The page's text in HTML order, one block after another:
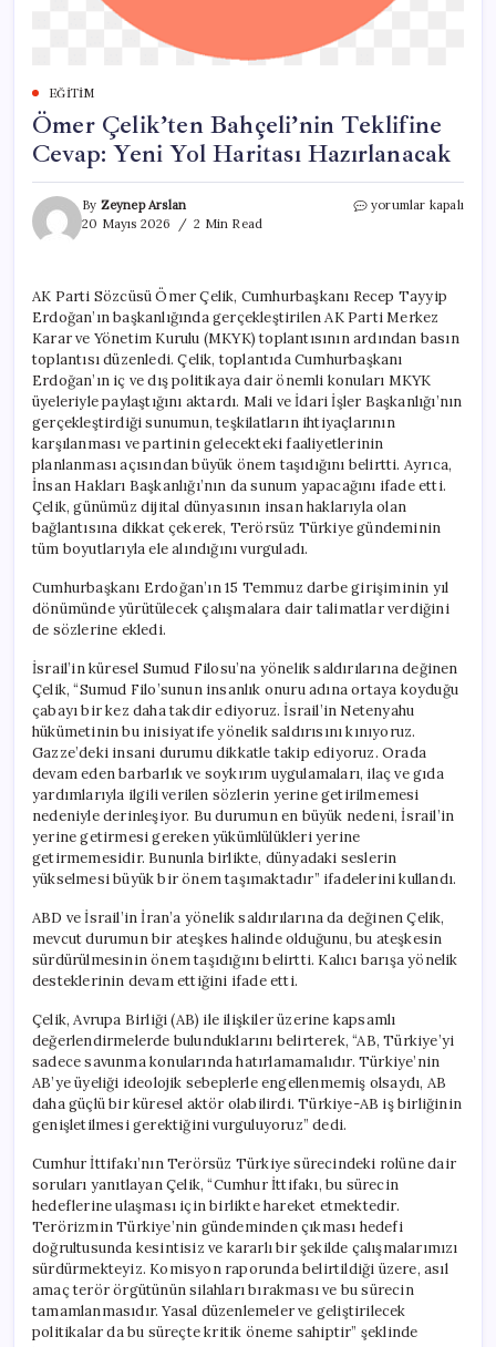
EĞITIM
Ömer Çelik’ten Bahçeli’nin Teklifine
Cevap: Yeni Yol Haritası Hazırlanacak
By Zeynep Arslan
20 Mayıs 2026
2 Min Read
Ömer
Yeni
Yol
Haritası
Hazırlanacak
için
yorumlar kapalı
AK Parti Sözcüsü Ömer Çelik, Cumhurbaşkanı Recep Tayyip
Erdoğan’ın başkanlığında gerçekleştirilen AK Parti Merkez
Karar ve Yönetim Kurulu (MKYK) toplantısının ardından basın
toplantısı düzenledi. Çelik, toplantıda Cumhurbaşkanı
Erdoğan’ın iç ve dış politikaya dair önemli konuları MKYK
üyeleriyle paylaştığını aktardı. Mali ve İdari İşler Başkanlığı’nın
gerçekleştirdiği sunumun, teşkilatların ihtiyaçlarının
karşılanması ve partinin gelecekteki faaliyetlerinin
planlanması açısından büyük önem taşıdığını belirtti. Ayrıca,
İnsan Hakları Başkanlığı’nın da sunum yapacağını ifade etti.
Çelik, günümüz dijital dünyasının insan haklarıyla olan
bağlantısına dikkat çekerek, Terörsüz Türkiye gündeminin
tüm boyutlarıyla ele alındığını vurguladı.
Cumhurbaşkanı Erdoğan’ın 15 Temmuz darbe girişiminin yıl
dönümünde yürütülecek çalışmalara dair talimatlar verdiğini
de sözlerine ekledi.
İsrail’in küresel Sumud Filosu’na yönelik saldırılarına değinen
Çelik, “Sumud Filo’sunun insanlık onuru adına ortaya koyduğu
çabayı bir kez daha takdir ediyoruz. İsrail’in Netenyahu
hükümetinin bu inisiyatife yönelik saldırısını kınıyoruz.
Gazze’deki insani durumu dikkatle takip ediyoruz. Orada
devam eden barbarlık ve soykırım uygulamaları, ilaç ve gıda
yardımlarıyla ilgili verilen sözlerin yerine getirilmemesi
nedeniyle derinleşiyor. Bu durumun en büyük nedeni, İsrail’in
yerine getirmesi gereken yükümlülükleri yerine
getirmemesidir. Bununla birlikte, dünyadaki seslerin
yükselmesi büyük bir önem taşımaktadır” ifadelerini kullandı.
ABD ve İsrail’in İran’a yönelik saldırılarına da değinen Çelik,
mevcut durumun bir ateşkes halinde olduğunu, bu ateşkesin
sürdürülmesinin önem taşıdığını belirtti. Kalıcı barışa yönelik
desteklerinin devam ettiğini ifade etti.
Çelik, Avrupa Birliği (AB) ile ilişkiler üzerine kapsamlı
değerlendirmelerde bulunduklarını belirterek, “AB, Türkiye’yi
sadece savunma konularında hatırlamamalıdır. Türkiye’nin
AB’ye üyeliği ideolojik sebeplerle engellenmemiş olsaydı, AB
daha güçlü bir küresel aktör olabilirdi. Türkiye-AB iş birliğinin
genişletilmesi gerektiğini vurguluyoruz” dedi.
Cumhur İttifakı’nın Terörsüz Türkiye sürecindeki rolüne dair
soruları yanıtlayan Çelik, “Cumhur İttifakı, bu sürecin
hedeflerine ulaşması için birlikte hareket etmektedir.
Terörizmin Türkiye’nin gündeminden çıkması hedefi
doğrultusunda kesintisiz ve kararlı bir şekilde çalışmalarımızı
sürdürmekteyiz. Komisyon raporunda belirtildiği üzere, asıl
amaç terör örgütünün silahları bırakması ve bu sürecin
tamamlanmasıdır. Yasal düzenlemeler ve geliştirilecek
politikalar da bu süreçte kritik öneme sahiptir” şeklinde